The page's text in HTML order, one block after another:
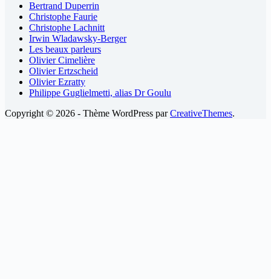
Bertrand Duperrin
Christophe Faurie
Christophe Lachnitt
Irwin Wladawsky-Berger
Les beaux parleurs
Olivier Cimelière
Olivier Ertzscheid
Olivier Ezratty
Philippe Guglielmetti, alias Dr Goulu
Copyright © 2026 - Thème WordPress parCreativeThemes.